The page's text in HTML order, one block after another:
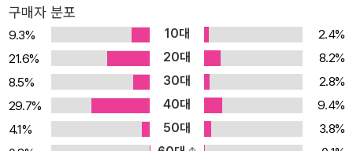
자신들의 과거에 대해 기억하지 못한다. 어른은 단 한 명도 없고 밖으
로 빠져나갈 출구도 없는 곳에 갇힌 소년들은 매일 미로 속으로 뛰어
들어 지옥으로부터 빠져나갈 탈출구를 알려줄 지도를 완성시켜나간
다. 도대체 그들은 왜 척박한 환경 속에 갇힌 것인지, 과연 미로 밖으
로 탈출할 수 있을지 궁금증을 간직한 채, 독자들은 소설의 마지막 장
까지 소년들과 함께 미로 속을 달리게 된다. 2권 《스코치 트라이얼》
구매자 분포
9.3% 10대
2.4%
21.6%
20대
8.2%
8.5%
30대
2.8%
29.7%
40대
9.4%
4.1%
50대
3.8%